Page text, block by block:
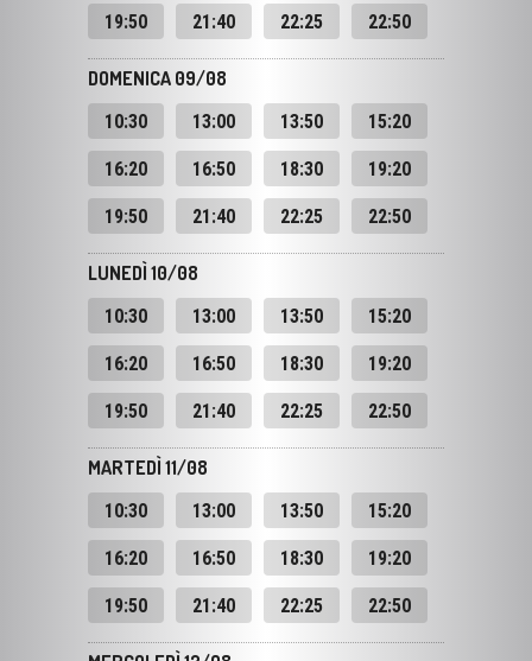
DOMENICA 09/08
10:30 13:00 13:50 15:20
16:20 16:50 18:30 19:20
19:50 21:40 22:25 22:50
LUNEDÌ 10/08
10:30 13:00 13:50 15:20
16:20 16:50 18:30 19:20
19:50 21:40 22:25 22:50
MARTEDÌ 11/08
10:30 13:00 13:50 15:20
16:20 16:50 18:30 19:20
19:50 21:40 22:25 22:50
MERCOLEDÌ 12/08
10:30 13:00 13:50 16:20